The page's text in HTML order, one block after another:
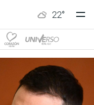
22°